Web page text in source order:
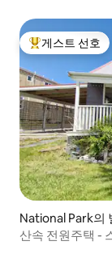
상위 게스트 선호
게스트 선호
National Park의
산속 전원주택 -